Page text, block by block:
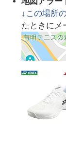
↓この場所
たときにメ